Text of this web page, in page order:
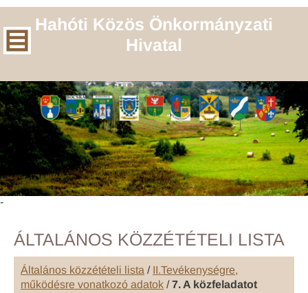
Hahóti Közös Önkormányzati
Hivatal
-
ÁLTALÁNOS KÖZZÉTÉTELI LISTA
Általános közzétételi lista / II.Tevékenységre,
működésre vonatkozó adatok /7. A közfeladatot